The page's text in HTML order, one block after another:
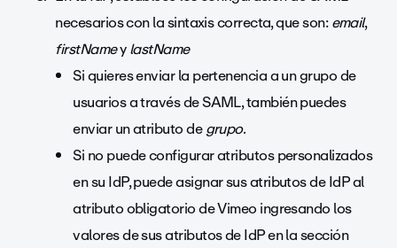
necesarios con la sintaxis correcta, que son:email,
firstNameylastName
Si quieres enviar la pertenencia a un grupo de
usuarios a través de SAML, también puedes
enviar un atributo degrupo.
Si no puede configurar atributos personalizados
en su IdP, puede asignar sus atributos de IdP al
atributo obligatorio de Vimeo ingresando los
valores de sus atributos de IdP en la sección